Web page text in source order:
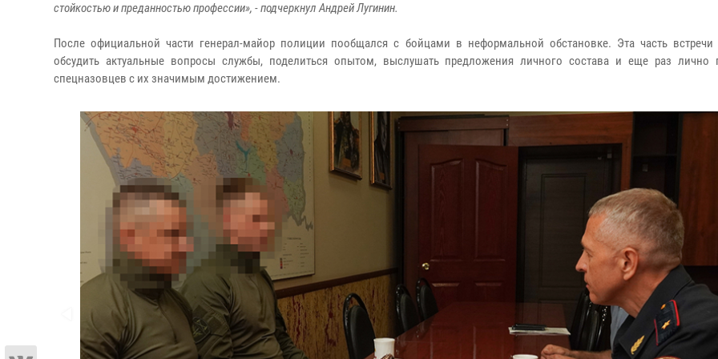
стойкостью и преданностью профессии», - подчеркнул Андрей Лугинин.
После официальной части генерал-майор полиции пообщался с бойцами в неформальной обстановке. Эта часть встречи
обсудить актуальные вопросы службы, поделиться опытом, выслушать предложения личного состава и еще раз лично
спецназовцев с их значимым достижением.